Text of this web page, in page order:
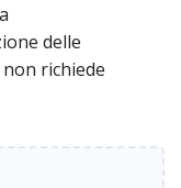
delle
richiede